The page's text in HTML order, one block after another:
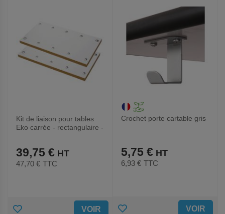
Kit de liaison pour tables
Eko carrée - rectangulaire -
39,75 €
47,70 € TTC
AJOUTER VOIR
Crochet porte cartable gris
5,75 €
6,93 € TTC
AJOUTER VOIR